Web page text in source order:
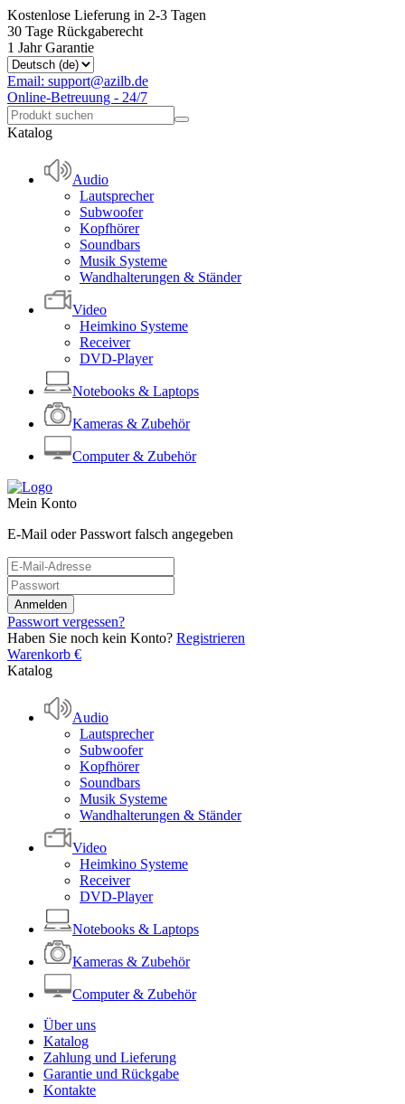
Kostenlose Lieferung in 2-3 Tagen
30 Tage Rückgaberecht
1 Jahr Garantie
Email: support@azilb.de
Online-Betreuung - 24/7
Katalog
Audio
Lautsprecher
Subwoofer
Kopfhörer
Soundbars
Musik Systeme
Wandhalterungen & Ständer
Video
Heimkino Systeme
Receiver
DVD-Player
Notebooks & Laptops
Kameras & Zubehör
Computer & Zubehör
Mein Konto
E-Mail oder Passwort falsch angegeben
Passwort vergessen?
Haben Sie noch kein Konto? Registrieren
Warenkorb €
Katalog
Audio
Lautsprecher
Subwoofer
Kopfhörer
Soundbars
Musik Systeme
Wandhalterungen & Ständer
Video
Heimkino Systeme
Receiver
DVD-Player
Notebooks & Laptops
Kameras & Zubehör
Computer & Zubehör
Über uns
Katalog
Zahlung und Lieferung
Garantie und Rückgabe
Kontakte